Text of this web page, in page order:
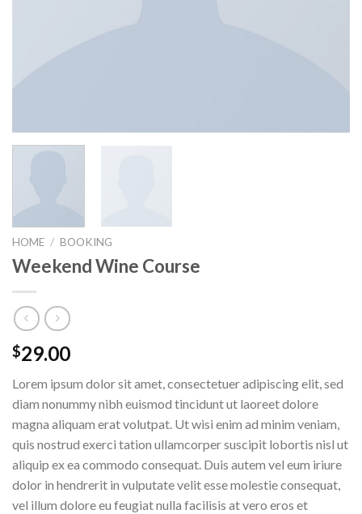
HOME / BOOKING
Weekend Wine Course
$29.00
Lorem ipsum dolor sit amet, consectetuer adipiscing elit, sed
diam nonummy nibh euismod tincidunt ut laoreet dolore
magna aliquam erat volutpat. Ut wisi enim ad minim veniam,
quis nostrud exerci tation ullamcorper suscipit lobortis nisl ut
aliquip ex ea commodo consequat. Duis autem vel eum iriure
dolor in hendrerit in vulputate velit esse molestie consequat,
vel illum dolore eu feugiat nulla facilisis at vero eros et